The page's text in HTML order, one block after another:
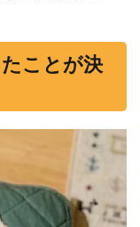
ことが決